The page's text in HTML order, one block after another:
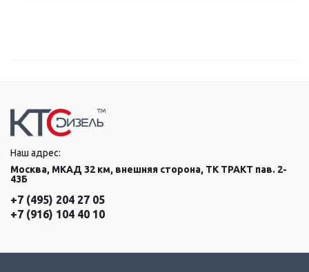
Наш адрес:
Москва, МКАД 32 км, внешняя сторона, ТК ТРАКТ пав. 2-
43Б
+7 (495) 204 27 05
+7 (916) 104 40 10